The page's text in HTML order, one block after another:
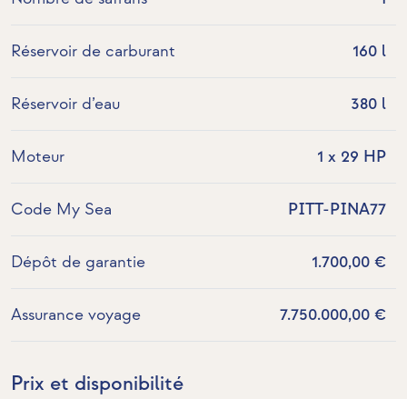
Réservoir de carburant 160 l
Réservoir d’eau 380 l
Moteur 1 x 29 HP
Code My Sea PITT-PINA77
Dépôt de garantie 1.700,00 €
Assurance voyage 7.750.000,00 €
Prix et disponibilité